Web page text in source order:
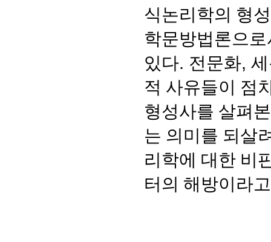
식논리학의 형
학문방법론으
있다. 전문화,
적 사유들이 점
형성사를 살펴
는 의미를 되살
리학에 대한 비
터의 해방이라